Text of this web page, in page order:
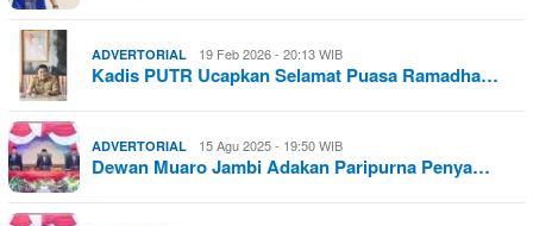
ADVERTORIAL 19 Feb 2026 - 20:13 WIB
Kadis PUTR Ucapkan Selamat Puasa Ramadha…
ADVERTORIAL 15 Agu 2025 - 19:50 WIB
Dewan Muaro Jambi Adakan Paripurna Penya…